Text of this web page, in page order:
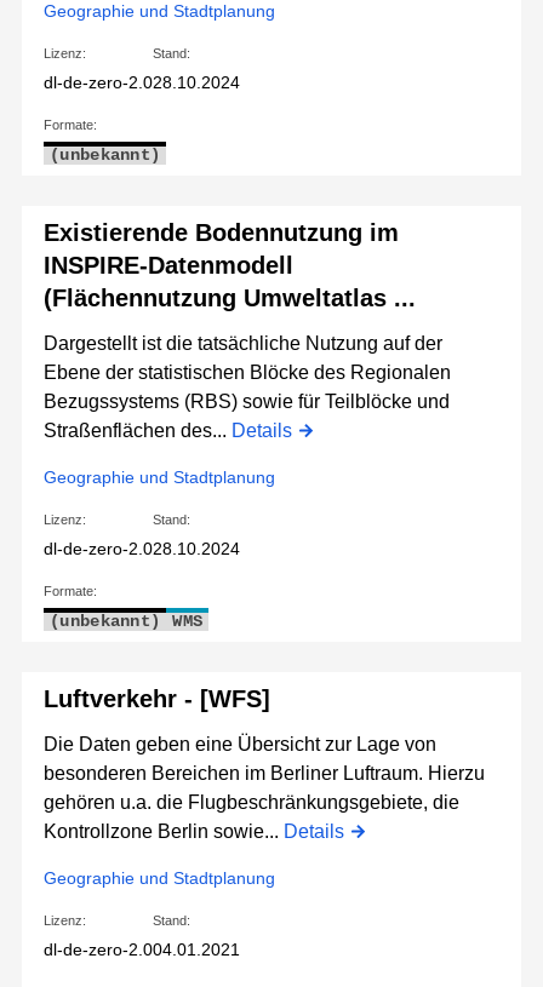
Geographie und Stadtplanung
Lizenz:
dl-de-zero-2.0
Stand:
28.10.2024
Formate:
(unbekannt)
Existierende Bodennutzung im
INSPIRE-Datenmodell
(Flächennutzung Umweltatlas ...
Dargestellt ist die tatsächliche Nutzung auf der
Ebene der statistischen Blöcke des Regionalen
Bezugssystems (RBS) sowie für Teilblöcke und
Straßenflächen des... Details
Geographie und Stadtplanung
Lizenz:
dl-de-zero-2.0
Stand:
28.10.2024
Formate:
(unbekannt) WMS
Luftverkehr - [WFS]
Die Daten geben eine Übersicht zur Lage von
besonderen Bereichen im Berliner Luftraum. Hierzu
gehören u.a. die Flugbeschränkungsgebiete, die
Kontrollzone Berlin sowie... Details
Geographie und Stadtplanung
Lizenz:
dl-de-zero-2.0
Stand:
04.01.2021